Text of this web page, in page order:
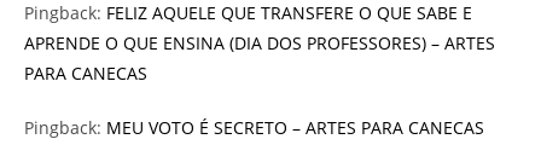
Pingback: FELIZ AQUELE QUE TRANSFERE O QUE SABE E
APRENDE O QUE ENSINA (DIA DOS PROFESSORES) – ARTES
PARA CANECAS
Pingback: MEU VOTO É SECRETO – ARTES PARA CANECAS